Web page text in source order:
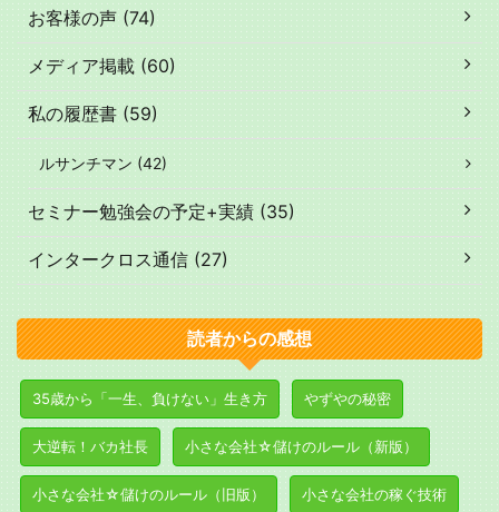
お客様の声 (74)
メディア掲載 (60)
私の履歴書 (59)
ルサンチマン (42)
セミナー勉強会の予定+実績 (35)
インタークロス通信 (27)
読者からの感想
35歳から「一生、負けない」生き方 やずやの秘密
大逆転！バカ社長 小さな会社☆儲けのルール（新版）
小さな会社☆儲けのルール（旧版） 小さな会社の稼ぐ技術